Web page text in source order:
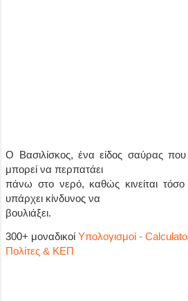
Ο Βασιλίσκος, ένα είδος σαύρας που
μπορεί να περπατάει
πάνω στο νερό, καθώς κινείται
υπάρχει κίνδυνος να
βουλιάξει.
300+ μοναδικοίΥπολογισμοί -
Πολίτες & ΚΕΠ